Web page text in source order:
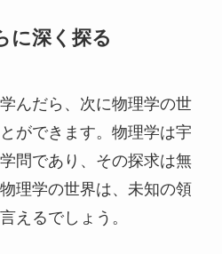
に深く探る
んだら、次に物理学の世
ができます。物理学は宇
問であり、その探求は無
理学の世界は、未知の領
えるでしょう。